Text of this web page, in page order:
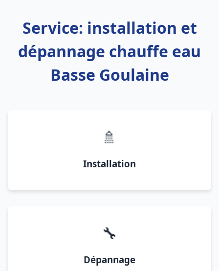
Service: installation et
dépannage chauffe eau
Basse Goulaine
🚿
Installation
🔧
Dépannage